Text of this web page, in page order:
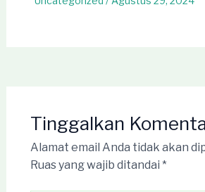
Tinggalkan
Alamat email Anda tidak akan
Ruas yang wajib ditandai *